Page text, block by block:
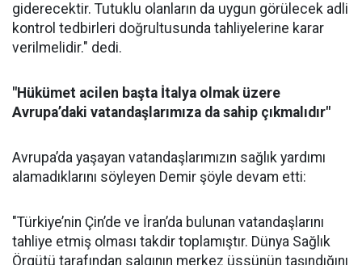
giderecektir. Tutuklu olanların da uygun görülecek adli
kontrol tedbirleri doğrultusunda tahliyelerine karar
verilmelidir." dedi.
"Hükümet acilen başta İtalya olmak üzere
Avrupa’daki vatandaşlarımıza da sahip çıkmalıdır"
Avrupa’da yaşayan vatandaşlarımızın sağlık yardımı
alamadıklarını söyleyen Demir şöyle devam etti:
"Türkiye’nin Çin’de ve İran’da bulunan vatandaşlarını
tahliye etmiş olması takdir toplamıştır. Dünya Sağlık
Örgütü tarafından salgının merkez üssünün taşındığını